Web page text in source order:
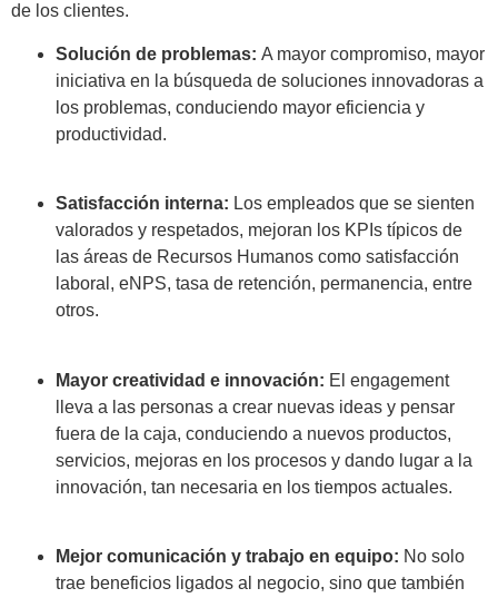
de los clientes.
Solución de problemas: A mayor compromiso, mayor
iniciativa en la búsqueda de soluciones innovadoras a
los problemas, conduciendo mayor eficiencia y
productividad.
Satisfacción interna: Los empleados que se sienten
valorados y respetados, mejoran los KPIs típicos de
las áreas de Recursos Humanos como satisfacción
laboral, eNPS, tasa de retención, permanencia, entre
otros.
Mayor creatividad e innovación: El engagement
lleva a las personas a crear nuevas ideas y pensar
fuera de la caja, conduciendo a nuevos productos,
servicios, mejoras en los procesos y dando lugar a la
innovación, tan necesaria en los tiempos actuales.
Mejor comunicación y trabajo en equipo: No solo
trae beneficios ligados al negocio, sino que también